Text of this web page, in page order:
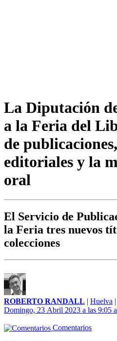
La Diputación
a la Feria del
de
editoriales y la
oral
El Servicio de
la Feria tres nuevos
colecciones
ROBERTO RANDALL | Huelva |
Domingo, 23 Abril 2023 a las 9:05
Comentarios